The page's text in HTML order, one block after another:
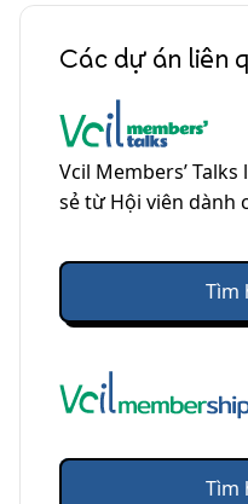
Các dự án liên
Vcil Members’
sẻ từ Hội viên dành
Tìm
Tìm